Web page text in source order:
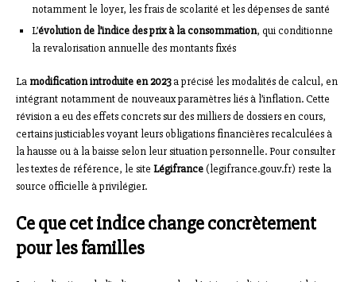
notamment le loyer, les frais de scolarité et les dépenses de santé
L’évolution de l’indice des prix à la consommation, qui conditionne
la revalorisation annuelle des montants fixés
La modification introduite en 2023a précisé les modalités de calcul, en
intégrant notamment de nouveaux paramètres liés à l’inflation. Cette
révision a eu des effets concrets sur des milliers de dossiers en cours,
certains justiciables voyant leurs obligations financières recalculées à
la hausse ou à la baisse selon leur situation personnelle. Pour consulter
les textes de référence, le site Légifrance(legifrance.gouv.fr) reste la
source officielle à privilégier.
Ce que cet indice change concrètement
pour les familles